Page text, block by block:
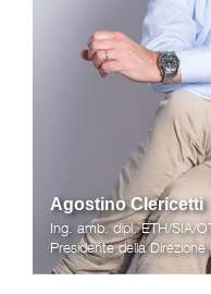
Agostino Clericetti
Ing. amb. dipl. ETH/SIA/
Presidente della